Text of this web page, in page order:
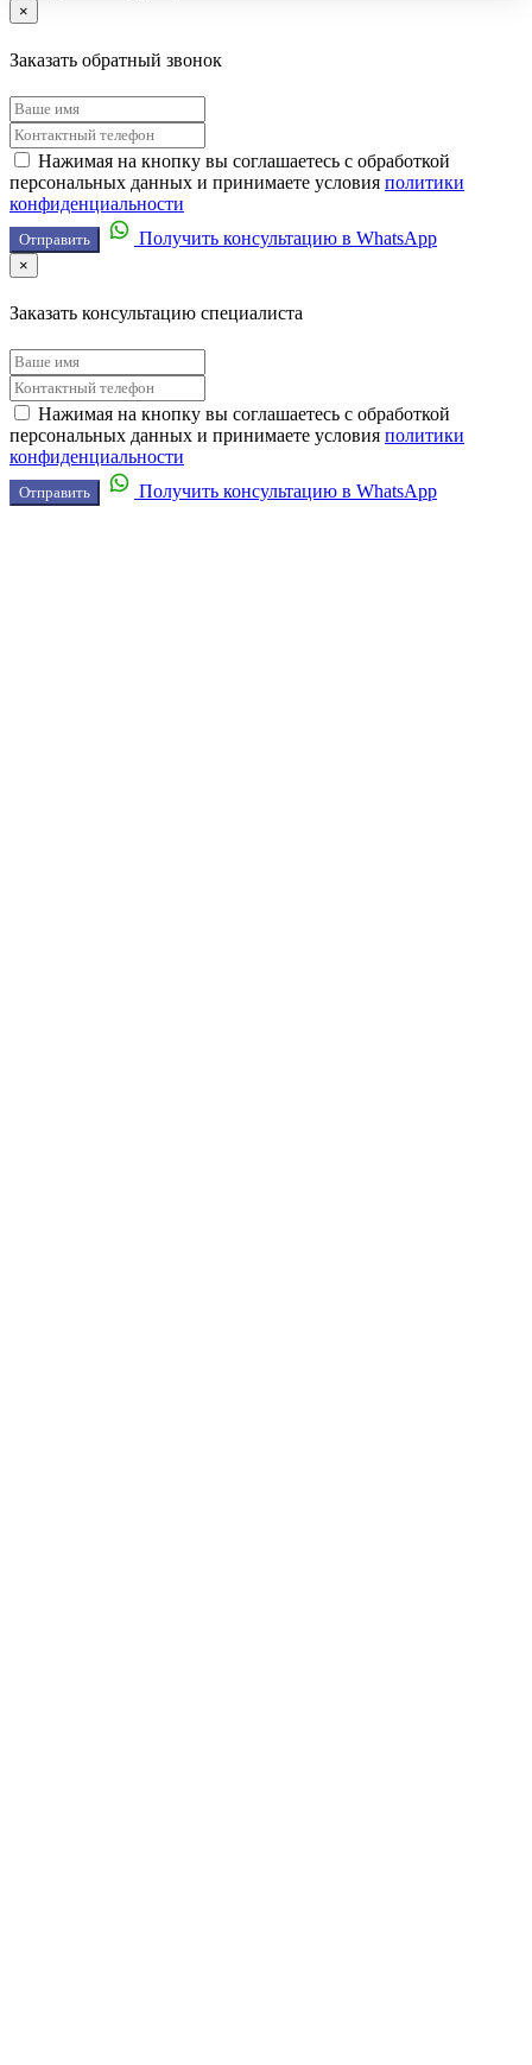
×
Заказать обратный звонок
Нажимая на кнопку вы соглашаетесь с обработкой
персональных данных и принимаете условия политики
конфиденциальности
Отправить Получить консультацию в WhatsApp
×
Заказать консультацию специалиста
Нажимая на кнопку вы соглашаетесь с обработкой
персональных данных и принимаете условия политики
конфиденциальности
Отправить Получить консультацию в WhatsApp